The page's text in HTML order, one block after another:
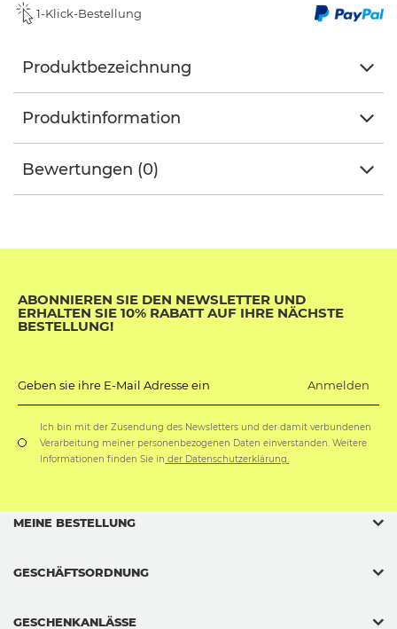
1-Klick-Bestellung
Produktbezeichnung
Produktinformation
Bewertungen (0)
ABONNIEREN SIE DEN NEWSLETTER UND
ERHALTEN SIE 10% RABATT AUF IHRE NÄCHSTE
BESTELLUNG!
Geben sie ihre E-Mail Adresse ein Anmelden
Ich bin mit der Zusendung des Newsletters und der damit verbundenen
Verarbeitung meiner personenbezogenen Daten einverstanden. Weitere
Informationen finden Sie in der Datenschutzerklärung.
MEINE BESTELLUNG
GESCHÄFTSORDNUNG
GESCHENKANLÄSSE